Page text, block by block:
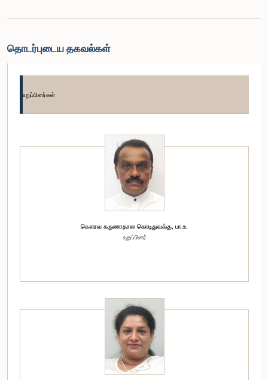
தொடர்புடைய தகவல்கள்
உறுப்பினர்கள்
கௌரவ கருணாதாஸ கொடிதுவக்கு, பா.உ.
உறுப்பினர்